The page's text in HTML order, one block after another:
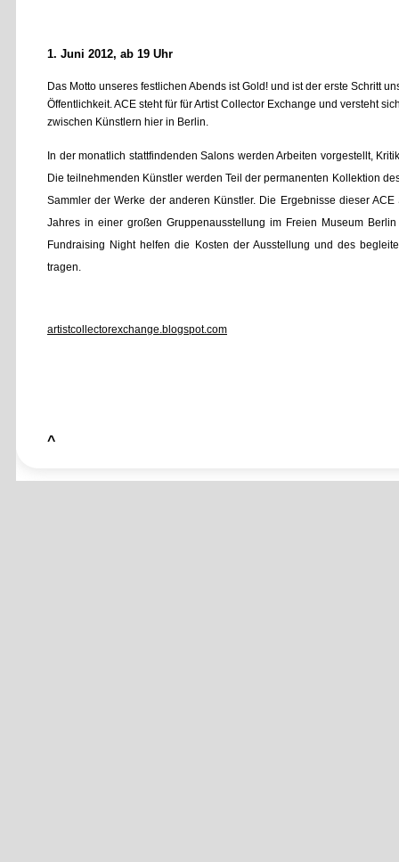
1. Juni 2012, ab 19 Uhr
Das Motto unseres festlichen Abends ist Gold! und ist der erste Schritt
Öffentlichkeit. ACE steht für für Artist Collector Exchange und versteht
zwischen Künstlern hier in Berlin.
In der monatlich stattfindenden Salons werden Arbeiten vorgestellt,
Die teilnehmenden Künstler werden Teil der permanenten Kollektion
Sammler der Werke der anderen Künstler. Die Ergebnisse dieser
Jahres in einer großen Gruppenausstellung im Freien Museum
Fundraising Night helfen die Kosten der Ausstellung und des
tragen.
artistcollectorexchange.blogspot.com
^